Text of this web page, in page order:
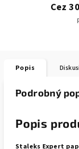
Cez
Popis
Podrobný
Popis
Staleks Expert